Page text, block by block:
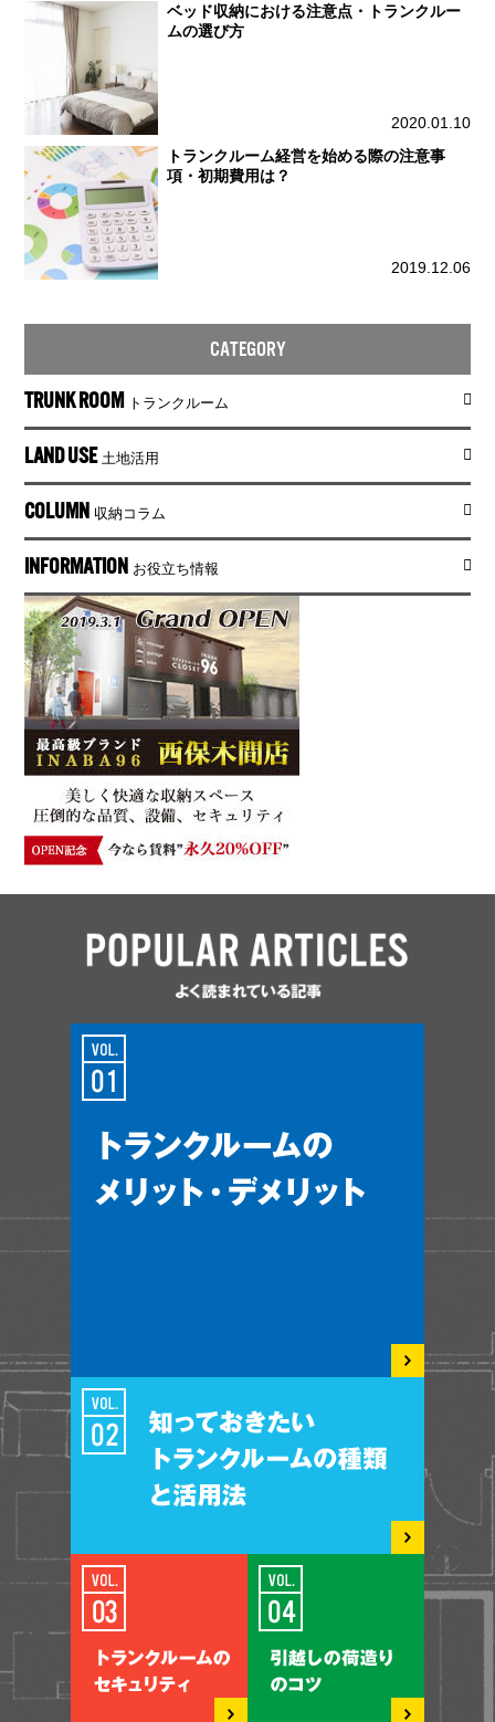
ベッド収納における注意点・トランクルー
ムの選び方
2020.01.10
トランクルーム経営を始める際の注意事
項・初期費用は？
2019.12.06
CATEGORY
TRUNK ROOM トランクルーム
LAND USE 土地活用
COLUMN 収納コラム
INFORMATION お役立ち情報